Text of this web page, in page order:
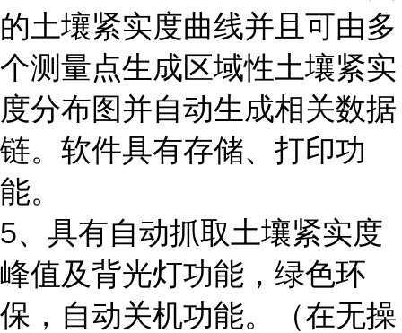
的土壤紧实度曲线并且可由多
个测量点生成区域性土壤紧实
度分布图并自动生成相关数据
链。软件具有存储、打印功
能。
5、 具有自动抓取土壤紧实度
峰值及背光灯功能，绿色环
保，自动关机功能。（在无操